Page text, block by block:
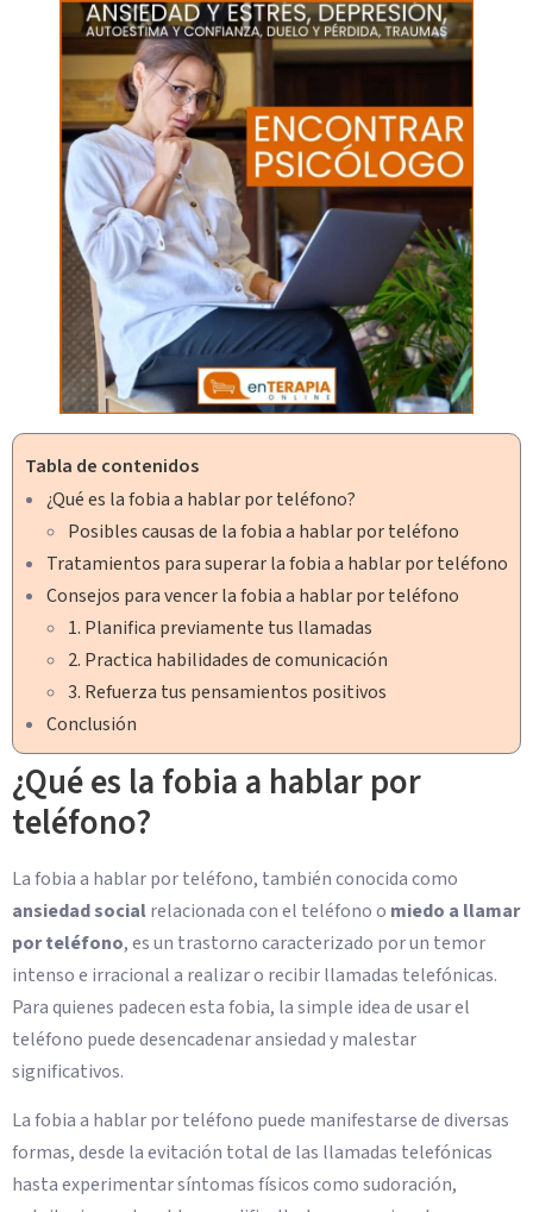
Tabla de contenidos
¿Qué es la fobia a hablar por teléfono?
Posibles causas de la fobia a hablar por teléfono
Tratamientos para superar la fobia a hablar por teléfono
Consejos para vencer la fobia a hablar por teléfono
1. Planifica previamente tus llamadas
2. Practica habilidades de comunicación
3. Refuerza tus pensamientos positivos
Conclusión
¿Qué es la fobia a hablar por
teléfono?
La fobia a hablar por teléfono, también conocida como
ansiedad socialrelacionada con el teléfono o miedo a llamar
por teléfono, es un trastorno caracterizado por un temor
intenso e irracional a realizar o recibir llamadas telefónicas.
Para quienes padecen esta fobia, la simple idea de usar el
teléfono puede desencadenar ansiedad y malestar
significativos.
La fobia a hablar por teléfono puede manifestarse de diversas
formas, desde la evitación total de las llamadas telefónicas
hasta experimentar síntomas físicos como sudoración,